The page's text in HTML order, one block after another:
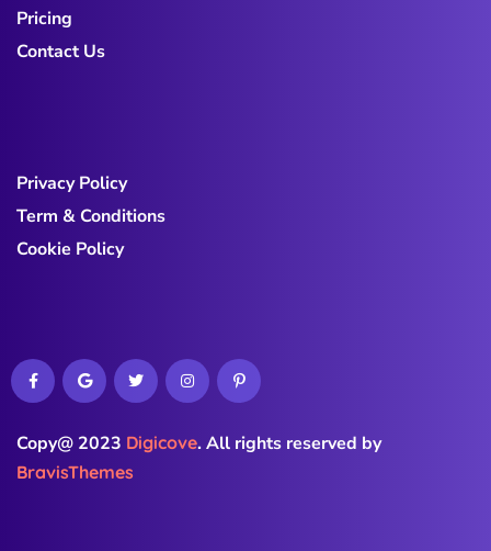
Pricing
Contact Us
Privacy Policy
Term & Conditions
Cookie Policy
Copy@ 2023 Digicove.All rights reserved by
BravisThemes